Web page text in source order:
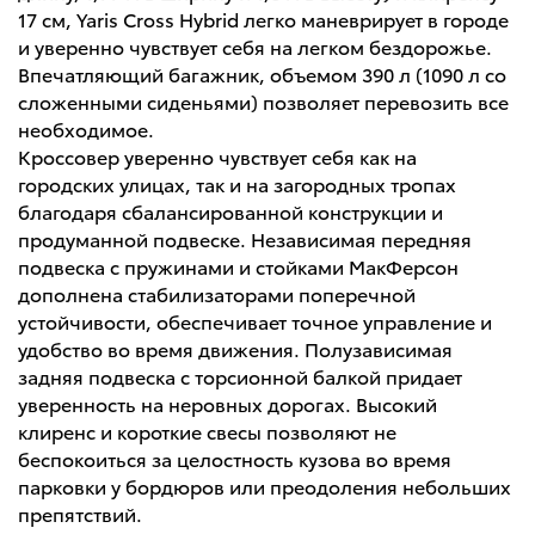
17 см, Yaris Cross Hybrid легко маневрирует в городе
и уверенно чувствует себя на легком бездорожье.
Впечатляющий багажник, объемом 390 л (1090 л со
сложенными сиденьями) позволяет перевозить все
необходимое.
Кроссовер уверенно чувствует себя как на
городских улицах, так и на загородных тропах
благодаря сбалансированной конструкции и
продуманной подвеске. Независимая передняя
подвеска с пружинами и стойками МакФерсон
дополнена стабилизаторами поперечной
устойчивости, обеспечивает точное управление и
удобство во время движения. Полузависимая
задняя подвеска с торсионной балкой придает
уверенность на неровных дорогах. Высокий
клиренс и короткие свесы позволяют не
беспокоиться за целостность кузова во время
парковки у бордюров или преодоления небольших
препятствий.